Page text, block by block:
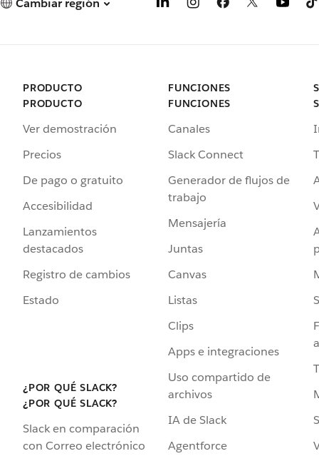
PRODUCTO
PRODUCTO
Ver demostración
Precios
De pago o gratuito
Accesibilidad
Lanzamientos
destacados
Registro de cambios
Estado
¿POR QUÉ SLACK?
¿POR QUÉ SLACK?
Slack en comparación
con Correo electrónico
FUNCIONES
FUNCIONES
Canales
Slack Connect
Generador de flujos de
trabajo
Mensajería
Juntas
Canvas
Listas
Clips
Apps e integraciones
Uso compartido de
archivos
IA de Slack
Agentforce